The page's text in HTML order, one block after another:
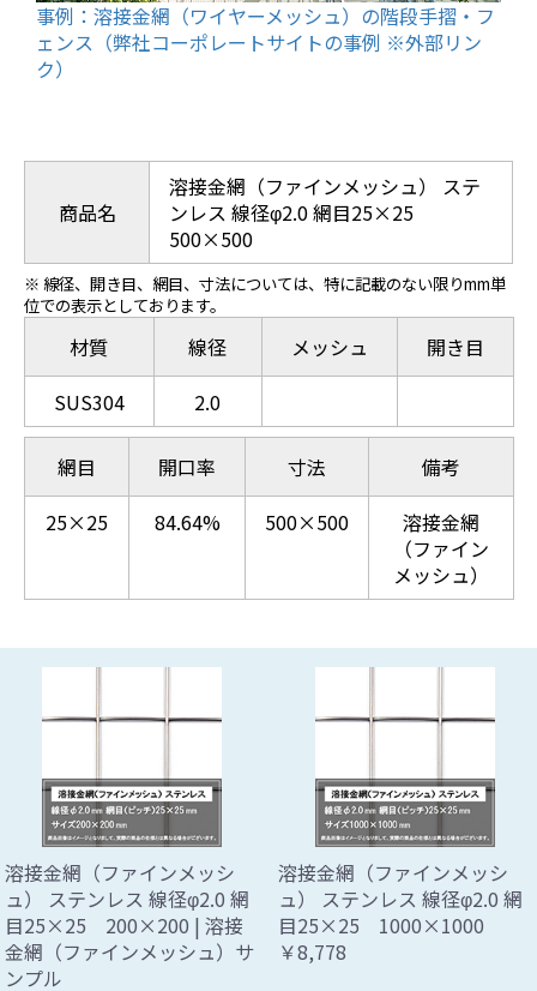
事例：溶接金網（ワイヤーメッシュ）の階段手摺・フ
ェンス（弊社コーポレートサイトの事例 ※外部リン
ク）
商品名
溶接金網（ファインメッシュ） ステ
ンレス 線径φ2.0 網目25×25
500×500
※ 線径、開き目、網目、寸法については、特に記載のない限りmm単
位での表示としております。
材質
SUS304
線径
2.0
メッシュ 開き目
網目
25×25
開口率
84.64%
寸法
500×500
備考
溶接金網
（ファイン
メッシュ）
溶接金網（ファインメッシ
ュ） ステンレス 線径φ2.0 網
目25×25 200×200 | 溶接
金網（ファインメッシュ）サ
ンプル
溶接金網（ファインメッシ
ュ） ステンレス 線径φ2.0 網
目25×25 1000×1000
￥8,778